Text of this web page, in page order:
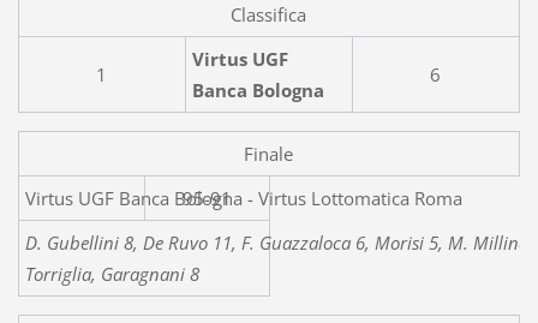
Classifica
1
Virtus UGF
Banca Bologna
6
Finale
Virtus UGF Banca Bologna
95-91
D. Gubellini 8, De Ruvo 11, F. Guazzaloca 6, Morisi 5, M.
Torriglia, Garagnani 8